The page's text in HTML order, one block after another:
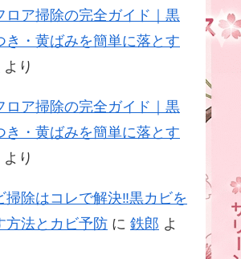
ロア掃除の完全ガイド｜黒
き・黄ばみを簡単に落とす
より
ロア掃除の完全ガイド｜黒
き・黄ばみを簡単に落とす
より
掃除はコレで解決‼黒カビを
方法とカビ予防 に 鉄郎 よ